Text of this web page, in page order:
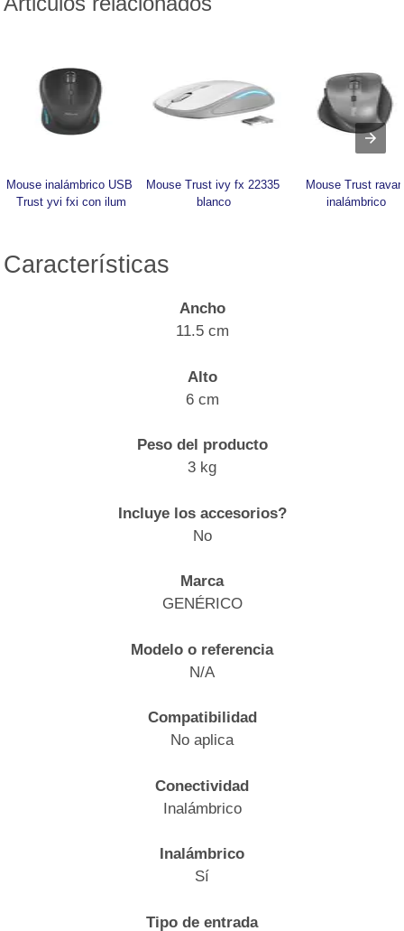
Mouse inalámbrico USB
Trust yvi fxi con ilum
Mouse Trust ivy fx 22335
blanco
Mouse Trust ravan
inalámbrico
Características
Ancho
11.5 cm
Alto
6 cm
Peso del producto
3 kg
Incluye los accesorios?
No
Marca
GENÉRICO
Modelo o referencia
N/A
Compatibilidad
No aplica
Conectividad
Inalámbrico
Inalámbrico
Sí
Tipo de entrada